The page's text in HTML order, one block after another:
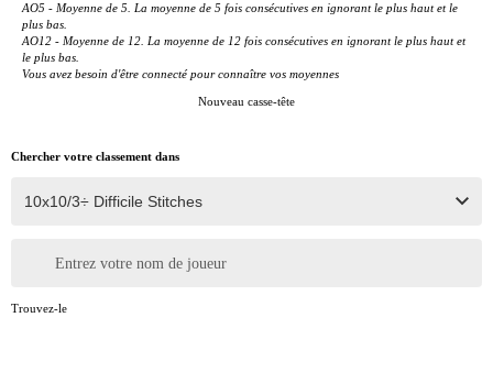
AO5 - Moyenne de 5. La moyenne de 5 fois consécutives en ignorant le plus haut et le
plus bas.
AO12 - Moyenne de 12. La moyenne de 12 fois consécutives en ignorant le plus haut et
le plus bas.
Vous avez besoin d'être connecté pour connaître vos moyennes
Nouveau casse-tête
Chercher votre classement dans
Entrez votre nom de joueur
Trouvez-le